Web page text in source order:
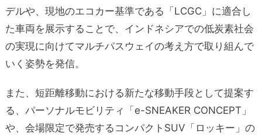
デルや、現地のエコカー基準である「LCGC」に適合し
た車両を展示することで、インドネシアでの低炭素社会
の実現に向けてマルチパスウェイの考え方で取り組んで
いく姿勢を発信。
また、短距離移動における新たな移動手段として提案す
る、パーソナルモビリティ「e-SNEAKER CONCEPT」
や、会場限定で発売するコンパクトSUV「ロッキー」の